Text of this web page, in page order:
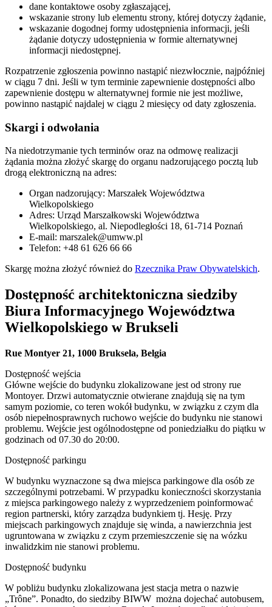
dane kontaktowe osoby zgłaszającej,
wskazanie strony lub elementu strony, której dotyczy żądanie,
wskazanie dogodnej formy udostępnienia informacji, jeśli
żądanie dotyczy udostępnienia w formie alternatywnej
informacji niedostępnej.
Rozpatrzenie zgłoszenia powinno nastąpić niezwłocznie, najpóźniej
w ciągu 7 dni. Jeśli w tym terminie zapewnienie dostępności albo
zapewnienie dostępu w alternatywnej formie nie jest możliwe,
powinno nastąpić najdalej w ciągu 2 miesięcy od daty zgłoszenia.
Skargi i odwołania
Na niedotrzymanie tych terminów oraz na odmowę realizacji
żądania można złożyć skargę do organu nadzorującego pocztą lub
drogą elektroniczną na adres:
Organ nadzorujący: Marszałek Województwa
Wielkopolskiego
Adres: Urząd Marszałkowski Województwa
Wielkopolskiego, al. Niepodległości 18, 61-714 Poznań
E-mail: marszalek@umww.pl
Telefon: +48 61 626 66 66
Skargę można złożyć również do Rzecznika Praw Obywatelskich.
Dostępność architektoniczna siedziby
Biura Informacyjnego Województwa
Wielkopolskiego w Brukseli
Rue Montyer 21, 1000 Bruksela, Belgia
Dostępność wejścia
Główne wejście do budynku zlokalizowane jest od strony rue
Montoyer. Drzwi automatycznie otwierane znajdują się na tym
samym poziomie, co teren wokół budynku, w związku z czym dla
osób niepełnosprawnych ruchowo wejście do budynku nie stanowi
problemu. Wejście jest ogólnodostępne od poniedziałku do piątku w
godzinach od 07.30 do 20:00.
Dostępność parkingu
W budynku wyznaczone są dwa miejsca parkingowe dla osób ze
szczególnymi potrzebami. W przypadku konieczności skorzystania
z miejsca parkingowego należy z wyprzedzeniem poinformować
region partnerski, który zarządza budynkiem tj. Hesję. Przy
miejscach parkingowych znajduje się winda, a nawierzchnia jest
ugruntowana w związku z czym przemieszczenie się na wózku
inwalidzkim nie stanowi problemu.
Dostępność budynku
W pobliżu budynku zlokalizowana jest stacja metra o nazwie
„Trône”. Ponadto, do siedziby BIWW można dojechać autobusem,